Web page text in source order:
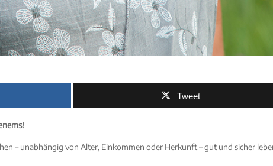
Tweet
– unabhängig von Alter, Einkommen oder Herkunft – gut und sicher